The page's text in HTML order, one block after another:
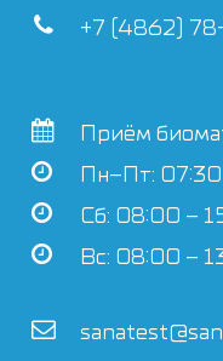
+7 (4862)
Приём
Пн–Пт:
Сб: 08:00 –
Вс: 08:00 –